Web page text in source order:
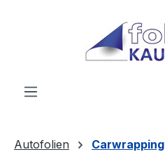
Autofolien Carwrapping